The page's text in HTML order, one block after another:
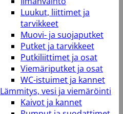
Luukut, liittimet ja
tarvikkeet
Muovi- ja suojaputket
Putket ja tarvikkeet
Putkiliittimet ja osat
Viemäriputket ja osat
WC-istuimet ja kannet
Lämmitys, vesi ja viemäröinti
Kaivot ja kannet